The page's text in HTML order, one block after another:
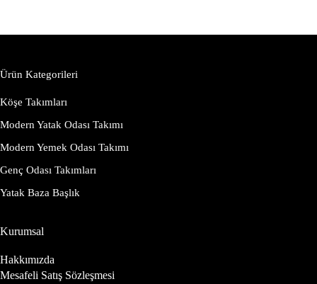
Ürün Kategorileri
Köşe Takımları
Modern Yatak Odası Takımı
Modern Yemek Odası Takımı
Genç Odası Takımları
Yatak Baza Başlık
Kurumsal
Hakkımızda
Mesafeli Satış Sözleşmesi